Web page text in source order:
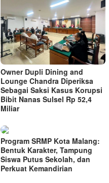
Owner Dupli Dining and
Lounge Chandra Diperiksa
Sebagai Saksi Kasus Korupsi
Bibit Nanas Sulsel Rp 52,4
Miliar
Program SRMP Kota Malang:
Bentuk Karakter, Tampung
Siswa Putus Sekolah, dan
Perkuat Kemandirian